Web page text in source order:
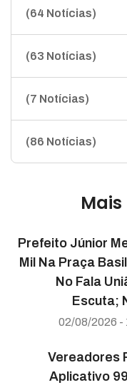
(64 Notícias)
(63 Notícias)
(7 Notícias)
(86 Notícias)
Mais
Prefeito Júnior
Mil Na Praça
No Fala
Escuta;
02/08/2026 -
Vereadores
Aplicativo